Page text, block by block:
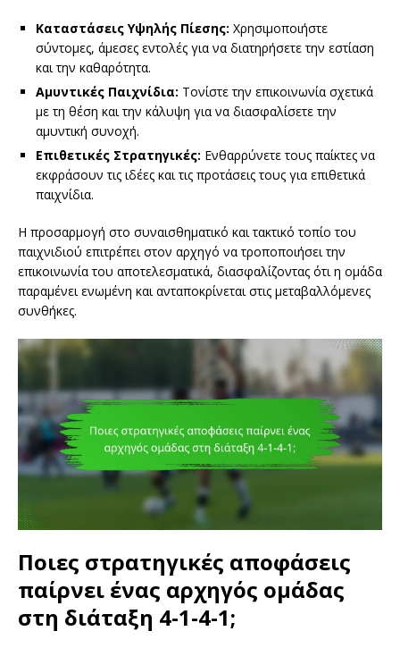
Καταστάσεις Υψηλής Πίεσης: Χρησιμοποιήστε
σύντομες, άμεσες εντολές για να διατηρήσετε την εστίαση
και την καθαρότητα.
Αμυντικές Παιχνίδια: Τονίστε την επικοινωνία σχετικά
με τη θέση και την κάλυψη για να διασφαλίσετε την
αμυντική συνοχή.
Επιθετικές Στρατηγικές: Ενθαρρύνετε τους παίκτες να
εκφράσουν τις ιδέες και τις προτάσεις τους για επιθετικά
παιχνίδια.
Η προσαρμογή στο συναισθηματικό και τακτικό τοπίο του
παιχνιδιού επιτρέπει στον αρχηγό να τροποποιήσει την
επικοινωνία του αποτελεσματικά, διασφαλίζοντας ότι η ομάδα
παραμένει ενωμένη και ανταποκρίνεται στις μεταβαλλόμενες
συνθήκες.
Ποιες στρατηγικές αποφάσεις
παίρνει ένας αρχηγός ομάδας
στη διάταξη 4-1-4-1;